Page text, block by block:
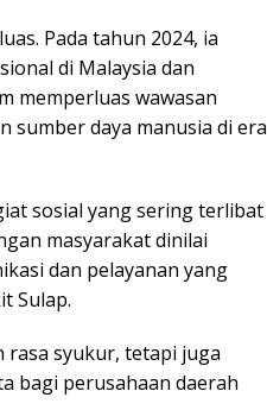
Pada tahun 2024, ia
di Malaysia dan
memperluas wawasan
sumber daya manusia di era
sosial yang sering terlibat
masyarakat dinilai
dan pelayanan yang
Sulap.
rasa syukur, tetapi juga
bagi perusahaan daerah